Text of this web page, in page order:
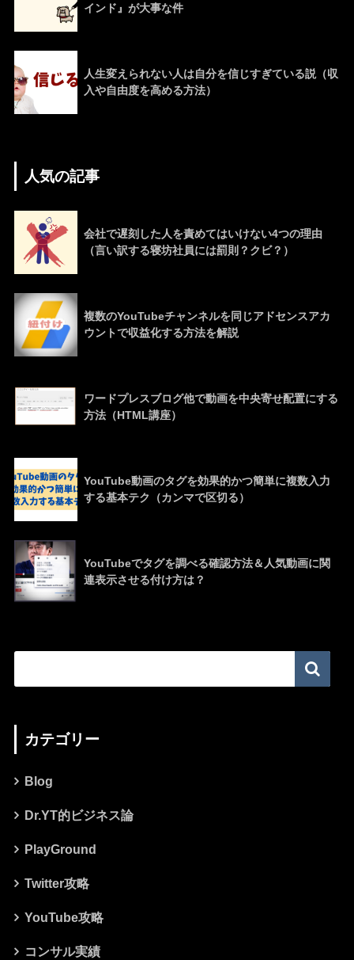
インド』が大事な件
人生変えられない人は自分を信じすぎている説（収
入や自由度を高める方法）
人気の記事
会社で遅刻した人を責めてはいけない4つの理由
（言い訳する寝坊社員には罰則？クビ？）
複数のYouTubeチャンネルを同じアドセンスアカ
ウントで収益化する方法を解説
ワードプレスブログ他で動画を中央寄せ配置にする
方法（HTML講座）
YouTube動画のタグを効果的かつ簡単に複数入力
する基本テク（カンマで区切る）
YouTubeでタグを調べる確認方法＆人気動画に関
連表示させる付け方は？
カテゴリー
Blog
Dr.YT的ビジネス論
PlayGround
Twitter攻略
YouTube攻略
コンサル実績